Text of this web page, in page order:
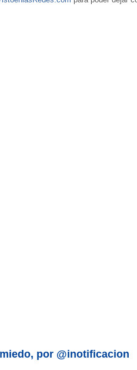
por @inotificacion